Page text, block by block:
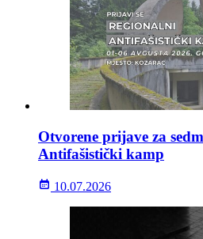
Otvorene prijave za
Antifašistički kamp
10.07.2026